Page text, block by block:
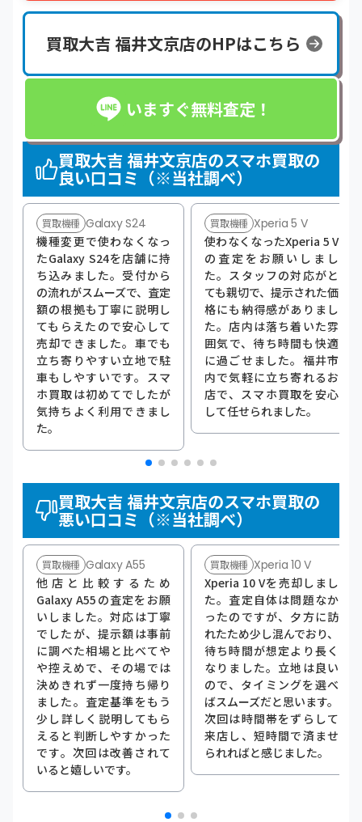
買取大吉 福井文京店のHPはこちら
いますぐ無料査定！
買取大吉 福井文京店のスマホ買取の
良い口コミ（※当社調べ）
買取機種 Galaxy S24
機種変更で使わなくなっ
たGalaxy S24を店舗に持
ち込みました。受付から
の流れがスムーズで、査定
額の根拠も丁寧に説明し
てもらえたので安心して
売却できました。車でも
立ち寄りやすい立地で駐
車もしやすいです。スマ
ホ買取は初めてでしたが
気持ちよく利用できまし
た。
買取機種 Xperia 5 V
使わなくなったXperia 5 V
の査定をお願いしまし
た。スタッフの対応がと
ても親切で、提示された価
格にも納得感がありまし
た。店内は落ち着いた雰
囲気で、待ち時間も快適
に過ごせました。福井市
内で気軽に立ち寄れるお
店で、スマホ買取を安心
して任せられました。
買取大吉 福井文京店のスマホ買取の
悪い口コミ（※当社調べ）
買取機種 Galaxy A55
他店と比較するため
Galaxy A55の査定をお願
いしました。対応は丁寧
でしたが、提示額は事前
に調べた相場と比べてや
や控えめで、その場では
決めきれず一度持ち帰り
ました。査定基準をもう
少し詳しく説明してもら
えると判断しやすかった
です。次回は改善されて
いると嬉しいです。
買取機種 Xperia 10 V
Xperia 10 Vを売却しまし
た。査定自体は問題なか
ったのですが、夕方に訪
れたため少し混んでおり、
待ち時間が想定より長く
なりました。立地は良い
ので、タイミングを選べ
ばスムーズだと思います。
次回は時間帯をずらして
来店し、短時間で済ませ
られればと感じました。